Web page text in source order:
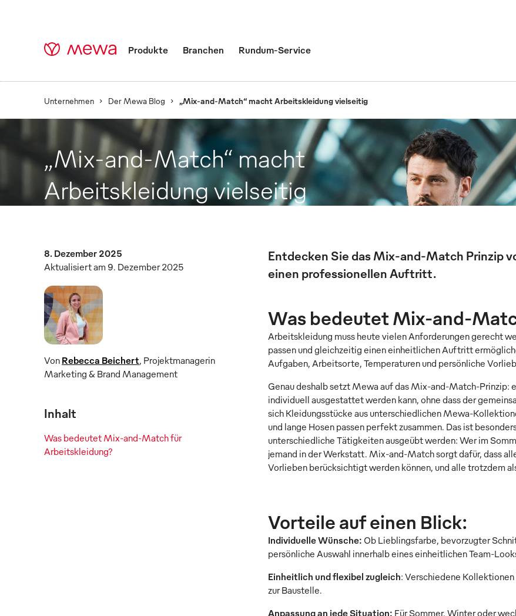
Produkte Branchen Rundum-Service
Unternehmen Der Mewa Blog „Mix-and-Match“ macht Arbeitskleidung vielseitig
„Mix-and-Match“ macht
Arbeitskleidung vielseitig
8. Dezember 2025
Aktualisiert am 9. Dezember 2025
Von Rebecca Beichert, Projektmanagerin
Marketing & Brand Management
Inhalt
Was bedeutet Mix-and-Match für
Arbeitskleidung?
Entdecken Sie das Mix-and-Match Prinzip
einen professionellen Auftritt.
Was bedeutet Mix-and-
Arbeitskleidung muss heute vielen Anforderungen gerecht
passen und gleichzeitig einen einheitlichen Auftritt
Aufgaben, Arbeitsorte, Temperaturen und persönliche
Genau deshalb setzt Mewa auf das Mix-and-Match-Prinzip:
individuell ausgestattet werden kann, ohne dass der
sich Kleidungsstücke aus unterschiedlichen Mewa-
und lange Hosen passen perfekt zusammen. Das ist
unterschiedliche Tätigkeiten ausgeübt werden: Wer im
jemand in der Werkstatt. Mix-and-Match sorgt dafür, dass
Vorlieben berücksichtigt werden können, und alle trotzdem
Vorteile auf einen Blick:
Individuelle Wünsche: Ob Lieblingsfarbe, bevorzugter
persönliche Auswahl innerhalb eines einheitlichen Team-
Einheitlich und flexibel zugleich: Verschiedene
zur Baustelle.
Anpassung an jede Situation: Für Sommer, Winter oder